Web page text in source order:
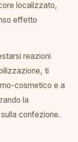
localizzato,
effetto
reazioni
ti
cosmetico e a
la
confezione.